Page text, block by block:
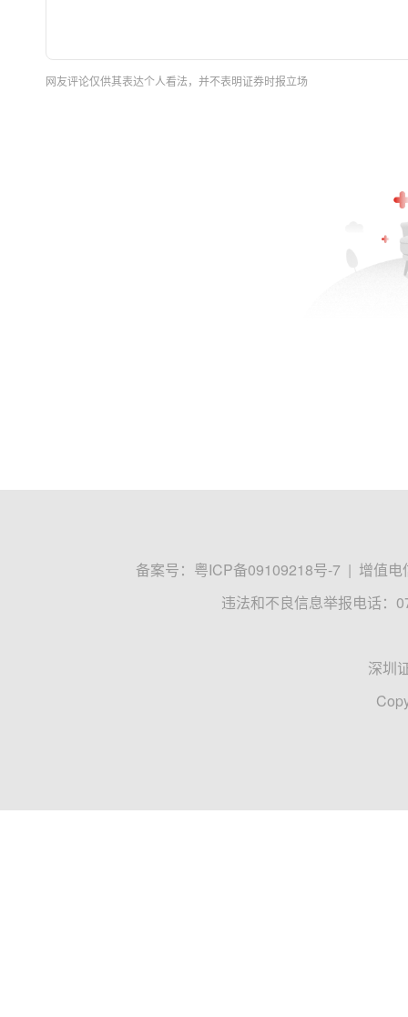
网友评论仅供其表达个人看法，并不表明证券时报立场
备案号： 粤ICP备09109218号-7 | 增值电
违法和不良信息举报电话：
深圳